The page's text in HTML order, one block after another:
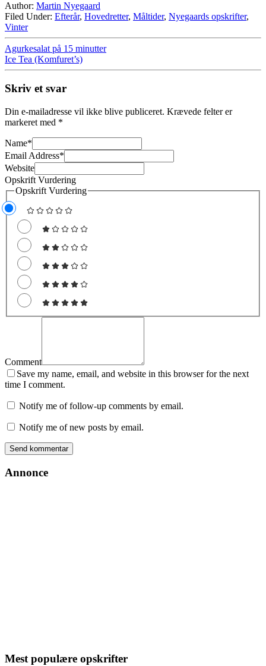
Author: Martin Nyegaard
Filed Under: Efterår, Hovedretter, Måltider, Nyegaards opskrifter,
Vinter
Agurkesalat på 15 minutter
Ice Tea (Komfuret’s)
Skriv et svar
Din e-mailadresse vil ikke blive publiceret. Krævede felter er
markeret med *
Name*
Email Address*
Website
Opskrift Vurdering
Opskrift Vurdering
Comment
Save my name, email, and website in this browser for the next
time I comment.
Notify me of follow-up comments by email.
Notify me of new posts by email.
Annonce
Mest populære opskrifter